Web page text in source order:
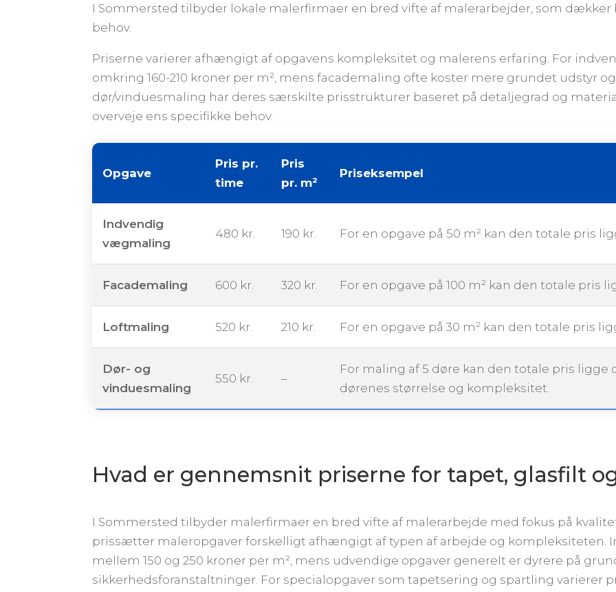
I Sommersted tilbyder lokale malerfirmaer en bred vifte af malerarbejder, som
behov.
Priserne varierer afhængigt af opgavens kompleksitet og malerens erfaring. For
omkring 160-210 kroner per m², mens facademaling ofte koster mere grundet udstyr
dør/vinduesmaling har deres særskilte prisstrukturer baseret på detaljegrad og
overveje ens specifikke behov.
Opgave
Pris pr.
time
Pris
pr. m²
Priseksempel
Indvendig
vægmaling
480 kr. 190 kr. For en opgave på 50 m² kan den totale pris
Facademaling 600 kr. 320 kr. For en opgave på 100 m² kan den totale pris
Loftmaling 520 kr. 210 kr. For en opgave på 30 m² kan den totale pris
Dør- og
vinduesmaling
550 kr. –
For maling af 5 døre kan den totale pris
dørenes størrelse og kompleksitet.
Hvad er gennemsnit priserne for tapet, glasfilt
I Sommersted tilbyder malerfirmaer en bred vifte af malerarbejde med fokus på
prissætter maleropgaver forskelligt afhængigt af typen af arbejde og kompleksiteten.
mellem 150 og 250 kroner per m², mens udvendige opgaver generelt er dyrere på
sikkerhedsforanstaltninger. For specialopgaver som tapetsering og spartling varierer